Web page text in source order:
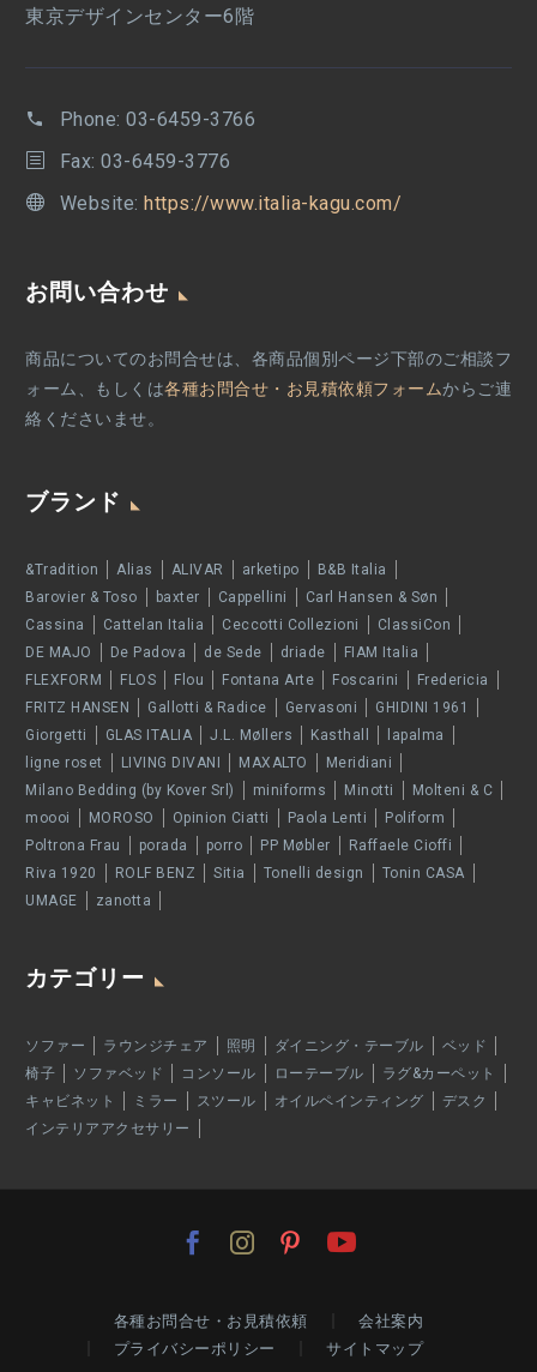
東京デザインセンター6階
Phone: 03-6459-3766
Fax: 03-6459-3776
Website: https://www.italia-kagu.com/
お問い合わせ
商品についてのお問合せは、各商品個別ページ下部のご相談フ
ォーム、もしくは各種お問合せ・お見積依頼フォームからご連
絡くださいませ。
ブランド
&Tradition Alias ALIVAR arketipo
B&B Italia
Barovier & Toso
baxter Cappellini
Carl Hansen & Søn
Cassina
Cattelan Italia Ceccotti Collezioni
ClassiCon
DE MAJO
De Padova de Sede driade
FIAM Italia
FLEXFORM
FLOS Flou Fontana Arte Foscarini
Fredericia
FRITZ HANSEN
Gallotti & Radice Gervasoni
GHIDINI 1961
Giorgetti
GLAS ITALIA J.L. Møllers Kasthall
lapalma
ligne roset
LIVING DIVANI MAXALTO
Meridiani
Milano Bedding (by Kover Srl)
miniforms Minotti
Molteni & C
moooi
MOROSO Opinion Ciatti Paola Lenti
Poliform
Poltrona Frau
porada porro PP Møbler
Raffaele Cioffi
Riva 1920
ROLF BENZ Sitia Tonelli design
Tonin CASA
UMAGE
zanotta
カテゴリー
ソファー ラウンジチェア 照明 ダイニング・テーブル
ベッド
椅子
ソファベッド コンソール ローテーブル
ラグ&カーペット
キャビネット
ミラー スツール オイルペインティング
デスク
インテリアアクセサリー
各種お問合せ・お見積依頼
会社案内
プライバシーポリシー
サイトマップ